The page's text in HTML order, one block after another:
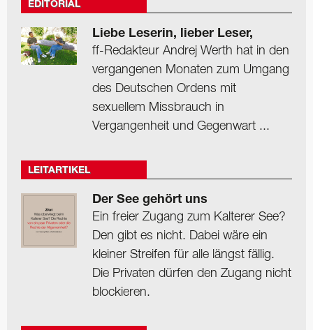
EDITORIAL
Liebe Leserin, lieber Leser,
ff-Redakteur Andrej Werth hat in den
vergangenen Monaten zum Umgang
des Deutschen Ordens mit
sexuellem Missbrauch in
Vergangenheit und Gegenwart ...
LEITARTIKEL
Der See gehört uns
Ein freier Zugang zum Kalterer See?
Den gibt es nicht. Dabei wäre ein
kleiner Streifen für alle längst fällig.
Die Privaten dürfen den Zugang nicht
blockieren.